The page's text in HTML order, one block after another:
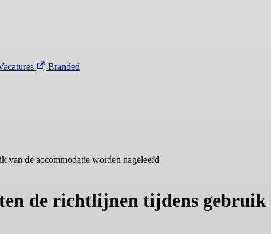
Branded
van de accommodatie worden nageleefd
de richtlijnen tijdens